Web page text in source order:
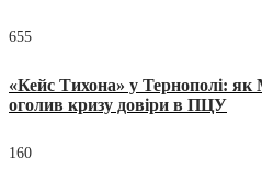
655
«Кейс Тихона» у Тернополі:
оголив кризу довіри в ПЦУ
160